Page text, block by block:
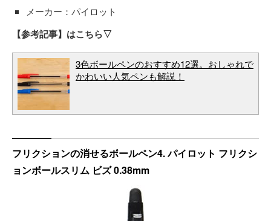
メーカー：パイロット
【参考記事】はこちら▽
3色ボールペンのおすすめ12選。おしゃれで
かわいい人気ペンも解説！
フリクションの消せるボールペン4. パイロット フリクシ
ョンボールスリム ビズ 0.38mm